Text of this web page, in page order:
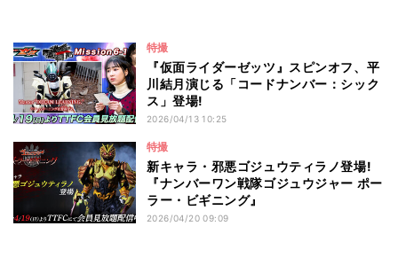
特撮
『仮面ライダーゼッツ』スピンオフ、平
川結月演じる「コードナンバー：シック
ス」登場!
2026/04/13 10:25
特撮
新キャラ・邪悪ゴジュウティラノ登場!
『ナンバーワン戦隊ゴジュウジャー ポー
ラー・ビギニング』
2026/04/20 09:09